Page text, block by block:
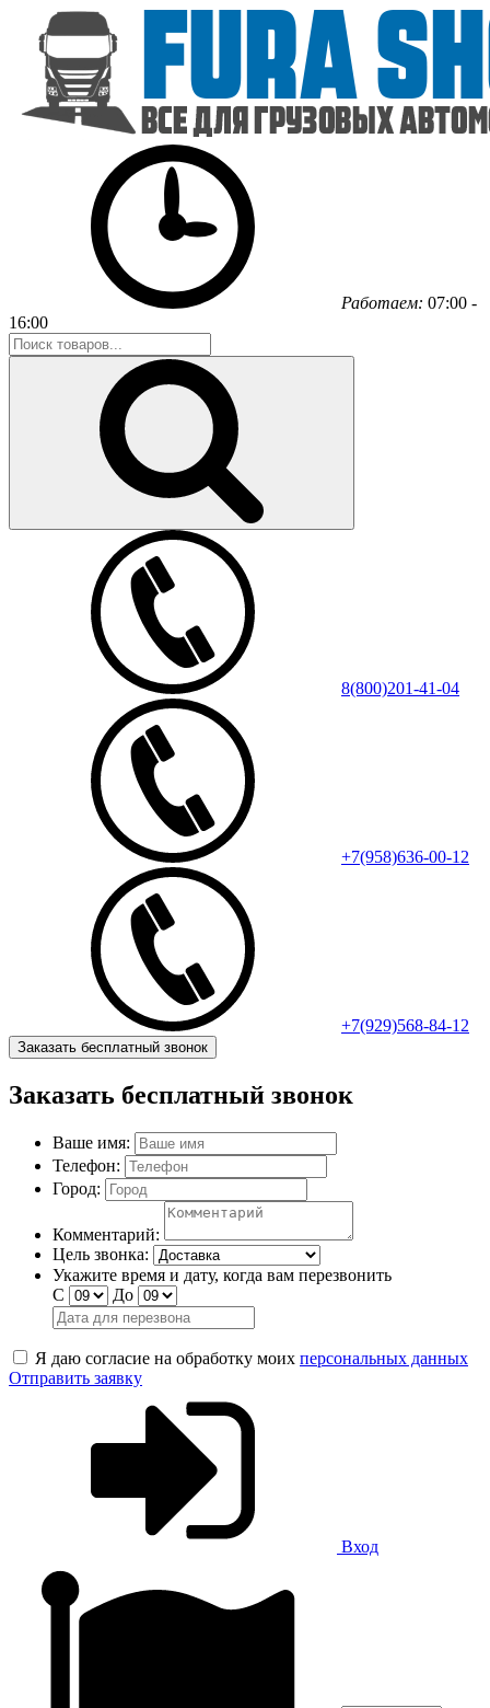
Работаем: 07:00 -
16:00
8(800)201-41-04
+7(958)636-00-12
+7(929)568-84-12
Заказать бесплатный звонок
Заказать бесплатный звонок
Ваше имя:
Телефон:
Город:
Комментарий:
Цель звонка:
Укажите время и дату, когда вам перезвонить
С
До
Я даю согласие на обработку моих персональных данных
Отправить заявку
Вход